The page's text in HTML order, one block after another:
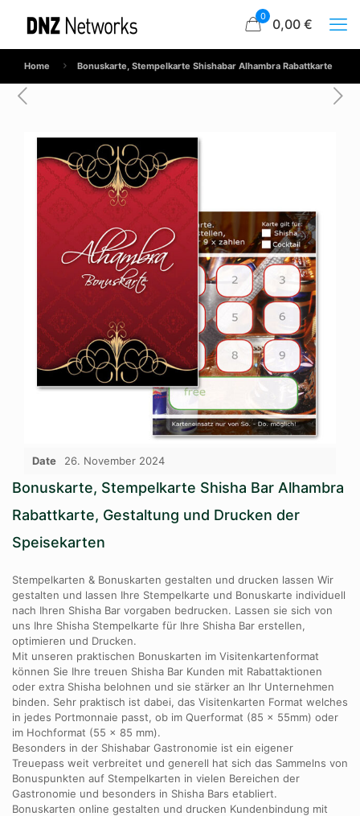
0 0,00 €
Home Bonuskarte, Stempelkarte Shishabar Alhambra Rabattkarte
Date 26. November 2024
Bonuskarte, Stempelkarte Shisha Bar Alhambra
Rabattkarte, Gestaltung und Drucken der
Speisekarten
Stempelkarten & Bonuskarten gestalten und drucken lassen Wir
gestalten und lassen Ihre Stempelkarte und Bonuskarte individuell
nach Ihren Shisha Bar vorgaben bedrucken. Lassen sie sich von
uns Ihre Shisha Stempelkarte für Ihre Shisha Bar erstellen,
optimieren und Drucken.
Mit unseren praktischen Bonuskarten im Visitenkartenformat
können Sie Ihre treuen Shisha Bar Kunden mit Rabattaktionen
oder extra Shisha belohnen und sie stärker an Ihr Unternehmen
binden. Sehr praktisch ist dabei, das Visitenkarten Format welches
in jedes Portmonnaie passt, ob im Querformat (85 x 55mm) oder
im Hochformat (55 x 85 mm).
Besonders in der Shishabar Gastronomie ist ein eigener
Treuepass weit verbreitet und generell hat sich das Sammelns von
Bonuspunkten auf Stempelkarten in vielen Bereichen der
Gastronomie und besonders in Shisha Bars etabliert.
Bonuskarten online gestalten und drucken Kundenbindung mit